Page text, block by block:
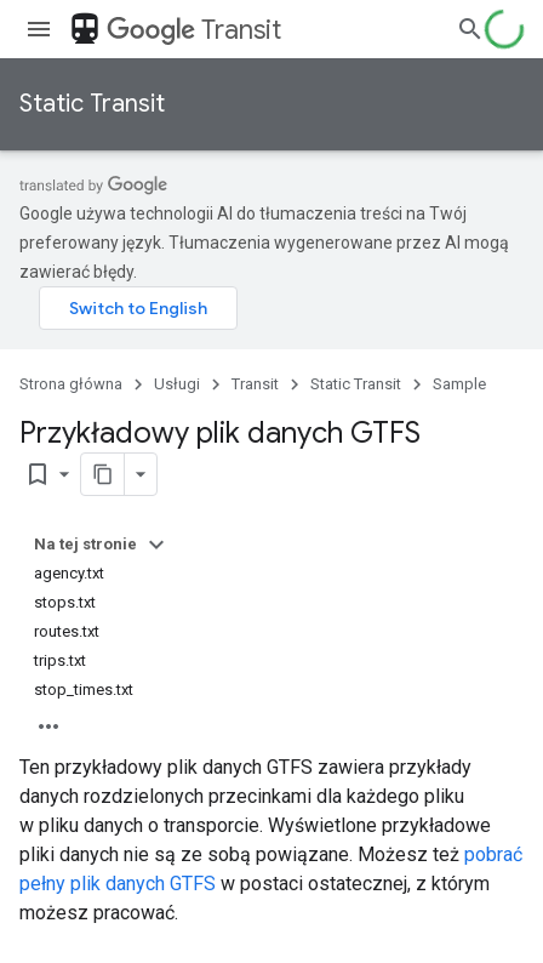
directions_transit Transit
Static Transit
Google używa technologii AI do tłumaczenia treści na Twój
preferowany język. Tłumaczenia wygenerowane przez AI mogą
zawierać błędy.
Strona główna Usługi Transit Static Transit Sample
Przykładowy plik danych GTFS
bookmark_border
Na tej stronie
agency.txt
stops.txt
routes.txt
trips.txt
stop_times.txt
Ten przykładowy plik danych GTFS zawiera przykłady
danych rozdzielonych przecinkami dla każdego pliku
w pliku danych o transporcie. Wyświetlone przykładowe
pliki danych nie są ze sobą powiązane. Możesz też pobrać
pełny plik danych GTFS w postaci ostatecznej, z którym
możesz pracować.